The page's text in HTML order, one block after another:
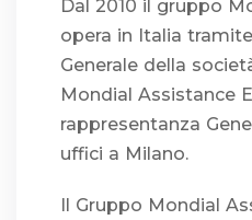
Dal 2010 il gruppo
opera in Italia
Generale della
Mondial Assistance
rappresentanza
uffici a Milano.
Il Gruppo Mondial